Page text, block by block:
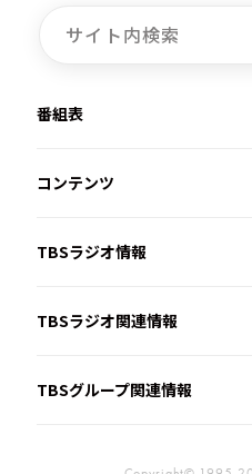
番組表
コンテンツ
TBSラジオ情報
TBSラジオ関連情報
TBSグループ関連情報